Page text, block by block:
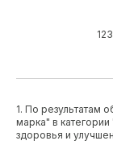
1. По результатам
марка" в
здоровья и